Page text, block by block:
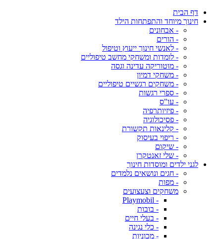
דף הבית
חינוך מיוחד והתפתחות הילד
- אבחונים
- הורים
- לאנשי חינוך ייעוץ וטיפול
- לומדות ומשחקי מחשב טיפוליים
- מוטוריקה עדינה וגסה
- משחקי דמיון
- משחקים רגשיים טיפוליים
- ספרי רגשות
- עו"ס
- פיזיותרפיה
- פסיכולוגיה
- קלינאות תקשורת
- ריפוי בעיסוק
- שיקום
- שלי זאנטקרן
לגני ילדים ומוסדות חינוך
- חגים ונושאים נלמדים
- מפות
משחקים וצעצועים
- Playmobil
- בובות
- בעלי חיים
- כלי נגינה
- מכוניות